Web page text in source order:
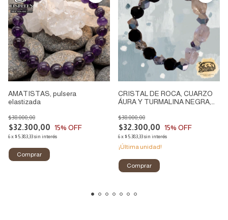
AMATISTAS, pulsera
elastizada
$32.300,00
$38.000,00
15% OFF
6x$5.383,33sin interés
CRISTAL DE ROCA, CUARZO
ÁURA Y TURMALINA NEGRA,
$32.300,00
$38.000,00
15% OFF
6x$5.383,33sin interés
¡Última unidad!